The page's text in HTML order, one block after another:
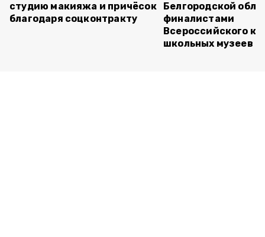
студию макияжа и причёсок
благодаря соцконтракту
Белгородской
финалистами
Всероссийского
школьных музеев